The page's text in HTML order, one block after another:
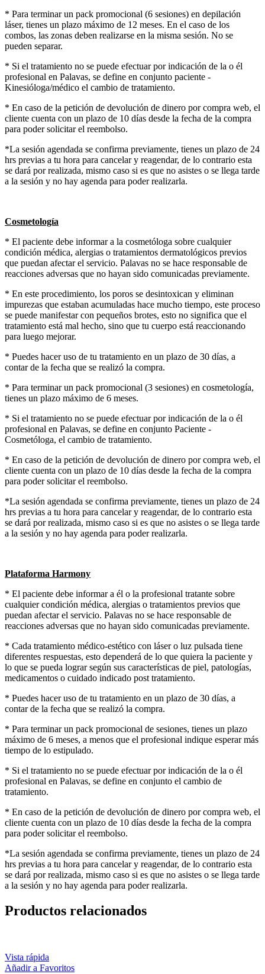
* Para terminar un pack promocional (6 sesiones) en depilación
láser, tienes un plazo máximo de 12 meses. En el caso de los
combos, las zonas deben realizarse en la misma sesión. No se
pueden separar.
* Si el tratamiento no se puede efectuar por indicación de la o él
profesional en Palavas, se define en conjunto paciente -
Kinesióloga/médico el cambio de tratamiento.
* En caso de la petición de devolución de dinero por compra web, el
cliente cuenta con un plazo de 10 días desde la fecha de la compra
para poder solicitar el reembolso.
*La sesión agendada se confirma previamente, tienes un plazo de 24
hrs previas a tu hora para cancelar y reagendar, de lo contrario esta
se dará por realizada, mismo caso si es que no asistes o se llega tarde
a la sesión y no hay agenda para poder realizarla.
Cosmetología
* El paciente debe informar a la cosmetóloga sobre cualquier
condición médica, alergias o tratamientos dermatológicos previos
que puedan afectar el servicio. Palavas no se hace responsable de
reacciones adversas que no hayan sido comunicadas previamente.
* En este procedimiento, los poros se desintoxican y eliminan
impurezas que estaban acumuladas hace mucho tiempo, este proceso
se puede manifestar con pequeños brotes, esto no significa que el
tratamiento está mal hecho, sino que tu cuerpo está reaccionando
para luego mejorar.
* Puedes hacer uso de tu tratamiento en un plazo de 30 días, a
contar de la fecha que se realizó la compra.
* Para terminar un pack promocional (3 sesiones) en cosmetología,
tienes un plazo máximo de 6 meses.
* Si el tratamiento no se puede efectuar por indicación de la o él
profesional en Palavas, se define en conjunto Paciente -
Cosmetóloga, el cambio de tratamiento.
* En caso de la petición de devolución de dinero por compra web, el
cliente cuenta con un plazo de 10 días desde la fecha de la compra
para poder solicitar el reembolso.
*La sesión agendada se confirma previamente, tienes un plazo de 24
hrs previas a tu hora para cancelar y reagendar, de lo contrario esta
se dará por realizada, mismo caso si es que no asistes o se llega tarde
a la sesión y no hay agenda para poder realizarla.
Plataforma Harmony
* El paciente debe informar a él o la profesional tratante sobre
cualquier condición médica, alergias o tratamientos previos que
puedan afectar el servicio. Palavas no se hace responsable de
reacciones adversas que no hayan sido comunicadas previamente.
* Cada tratamiento médico-estético con láser o luz pulsada tiene
diferentes respuestas, esto dependerá de lo que quiera la paciente y
lo que se pueda lograr según sus características de piel, patologías,
medicamentos o cuidado indicado post tratamiento.
* Puedes hacer uso de tu tratamiento en un plazo de 30 días, a
contar de la fecha que se realizó la compra.
* Para terminar un pack promocional de sesiones, tienes un plazo
máximo de 6 meses, a menos que el profesional indique esperar más
tiempo de lo estipulado.
* Si el tratamiento no se puede efectuar por indicación de la o él
profesional en Palavas, se define en conjunto el cambio de
tratamiento.
* En caso de la petición de devolución de dinero por compra web, el
cliente cuenta con un plazo de 10 días desde la fecha de la compra
para poder solicitar el reembolso.
*La sesión agendada se confirma previamente, tienes un plazo de 24
hrs previas a tu hora para cancelar y reagendar, de lo contrario esta
se dará por realizada, mismo caso si es que no asistes o se llega tarde
a la sesión y no hay agenda para poder realizarla.
Productos relacionados
Vista rápida
Añadir a Favoritos